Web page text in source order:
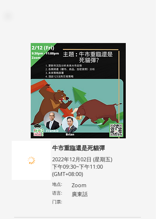
牛市重臨還是死貓彈
2022年12月02日 (星期五)
下午09:30~下午11:00
(GMT+08:00)
地点: Zoom
语言: 廣東話
门票: